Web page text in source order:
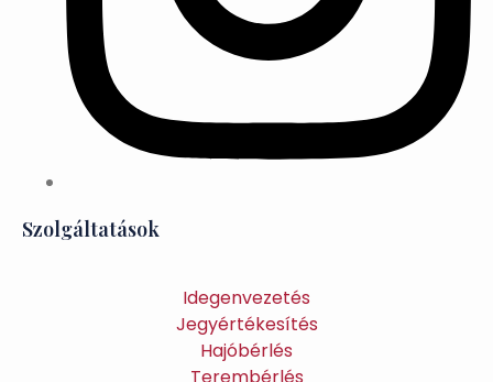
Szolgáltatások
Idegenvezetés
Jegyértékesítés
Hajóbérlés
Terembérlés